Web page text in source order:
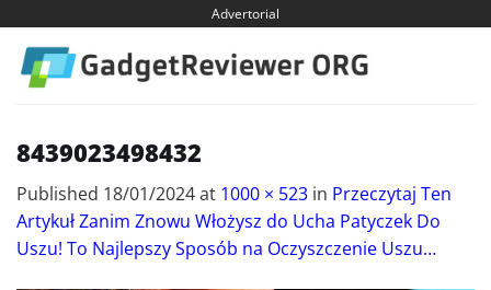
content
Advertorial
8439023498432
Published 18/01/2024at 1000 × 523 in Przeczytaj Ten
Artykuł Zanim Znowu Włożysz do Ucha Patyczek Do
Uszu! To Najlepszy Sposób na Oczyszczenie Uszu…